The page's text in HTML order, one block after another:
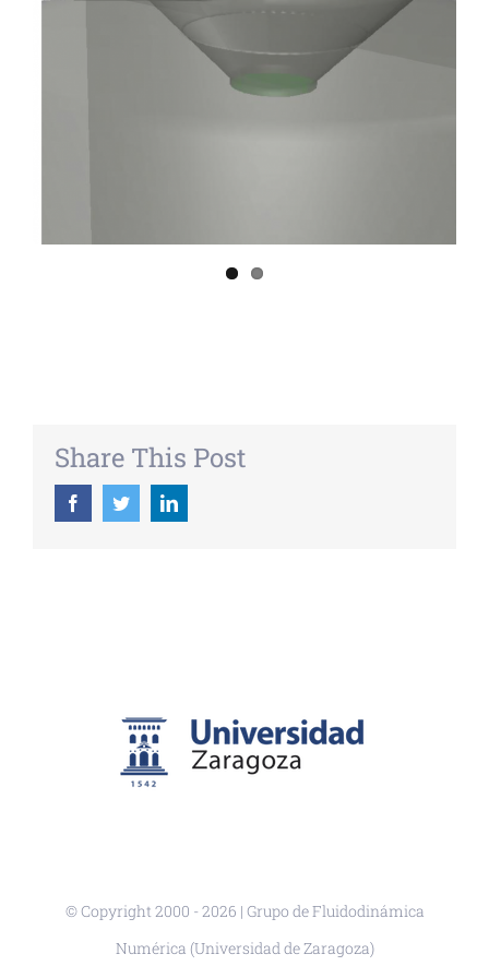
Share This Post
FacebookTwitterLinkedIn
© Copyright 2000 -2026 | Grupo de Fluidodinámica
Numérica (Universidad de Zaragoza)